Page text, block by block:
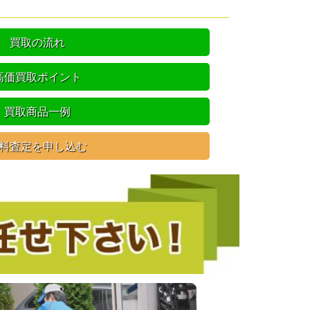
買取の流れ
価買取ポイント
買取商品一例
査定を申し込む